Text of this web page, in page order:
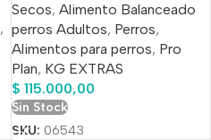
,
De 15 Kg+3 kg De Regalo
Secos, Alimento Balanceado
perros Adultos, Perros,
Alimentos para perros, Pro
Plan, KG EXTRAS
$ 115.000,00
Sin Stock
SKU: 06543